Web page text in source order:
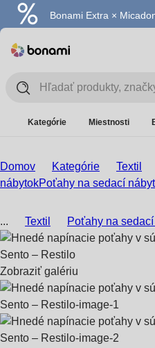
Bonami Extra ×
Kategórie Miestnosti
Domov Kategórie Textil
nábytokPoťahy na sedací
... Textil Poťahy na
Zobraziť galériu